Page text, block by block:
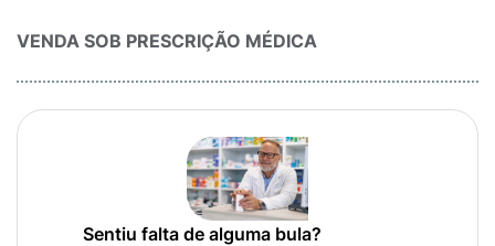
VENDA SOB PRESCRIÇÃO MÉDICA
Sentiu falta de alguma bula?